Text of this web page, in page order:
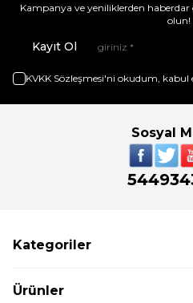
Kampanya ve yeniliklerden
olun!
Kayıt Ol
KVKK Sözleşmesi'ni okudum, kabul
Sosyal
Kategoriler
Ürünler